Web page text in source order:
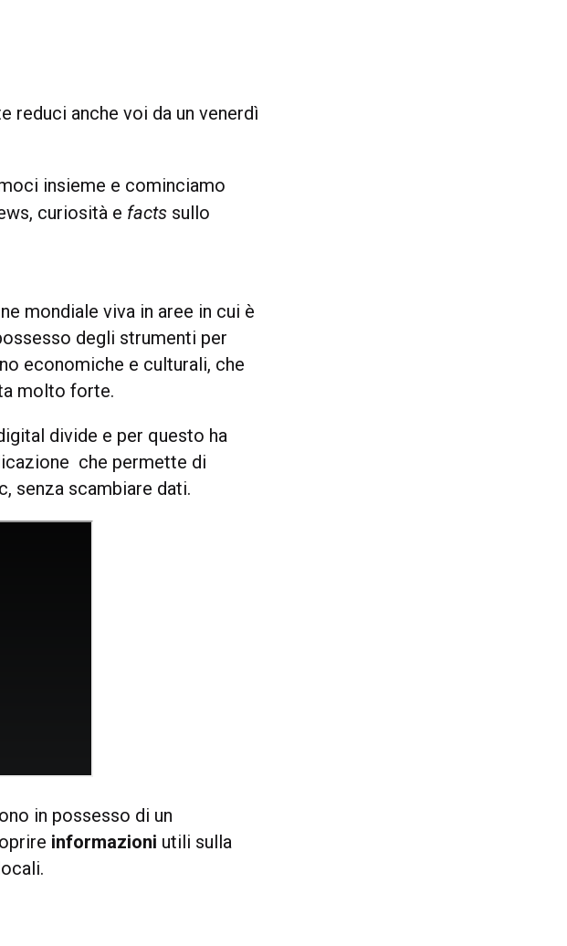
reduci anche voi da un venerdì
insieme e cominciamo
curiosità e facts sullo
mondiale viva in aree in cui è
degli strumenti per
economiche e culturali, che
molto forte.
divide e per questo ha
che permette di
senza scambiare dati.
in possesso di un
informazioni utili sulla